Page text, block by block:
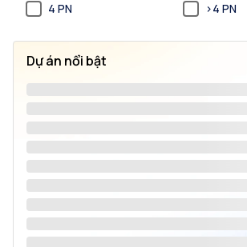
4 PN
>4 PN
Dự án nổi bật